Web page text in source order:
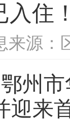
入住
来源：
州
迎来